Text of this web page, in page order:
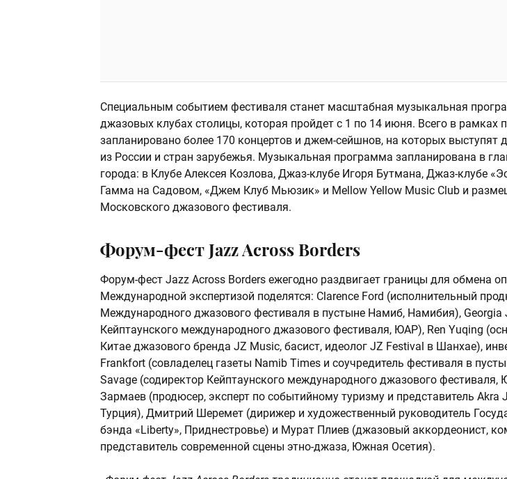
Специальным событием фестиваля станет масштабная музыкальная
джазовых клубах столицы, которая пройдет с 1 по 14 июня. Всего в рамках
запланировано более 170 концертов и джем-сейшнов, на которых выступят
из России и стран зарубежья. Музыкальная программа запланирована в
города: в Клубе Алексея Козлова, Джаз-клубе Игоря Бутмана, Джаз-клубе
Гамма на Садовом, «Джем Клуб Мьюзик» и Mellow Yellow Music Club и
Московского джазового фестиваля.
Форум-фест Jazz Across Borders
Форум-фест Jazz Across Borders ежегодно раздвигает границы для обмена
Международной экспертизой поделятся: Clarence Ford (исполнительный
Международного джазового фестиваля в пустыне Намиб, Намибия), Georgia
Кейптаунского международного джазового фестиваля, ЮАР), Ren Yuqing
Китае джазового бренда JZ Music, басист, идеолог JZ Festival в Шанхае),
Frankfort (совладелец газеты Namib Times и соучредитель фестиваля в
Savage (содиректор Кейптаунского международного джазового фестиваля,
Зармаев (продюсер, эксперт по событийному туризму и представитель Akra
Турция), Дмитрий Шеремет (дирижер и художественный руководитель
бэнда «Liberty», Приднестровье) и Мурат Плиев (джазовый аккордеонист,
представитель современной сцены этно-джаза, Южная Осетия).